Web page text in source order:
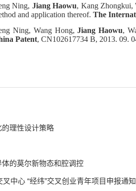
Ning, Jiang Haowu, Kang Zhongkui,
and application thereof. The
Ning, Wang Hong,Jiang Haowu,
Patent, CN102617734 B, 2013. 09.